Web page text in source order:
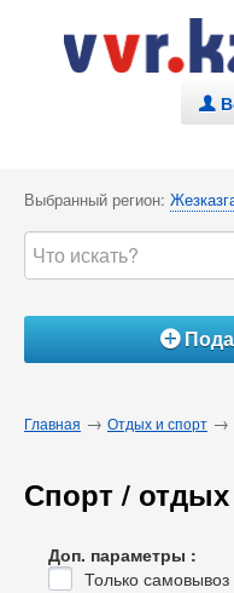
.
Выбранный регион:
Á
Главная → Отдых и спорт →
Спорт / отдых
Доп. параметры :
Только самовывоз